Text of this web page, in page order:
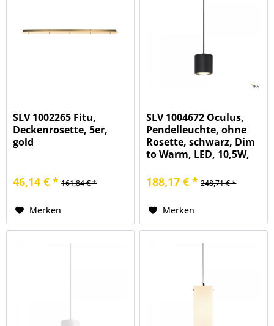
SLV 1002265 Fitu,
Deckenrosette, 5er,
gold
46,14 € * 161,84 € *
Merken
SLV 1004672 Oculus,
Pendelleuchte, ohne
Rosette, schwarz, Dim
to Warm, LED, 10,5W,
188,17 € * 248,71 € *
Merken